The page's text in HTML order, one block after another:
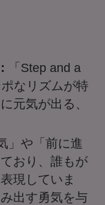
「Step and a
なリズムが特
元気が出る、
」や「前に進
おり、誰もが
現していま
出す勇気を与